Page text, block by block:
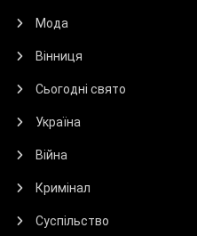
Мода
Вінниця
Сьогодні свято
Україна
Війна
Кримінал
Суспільство